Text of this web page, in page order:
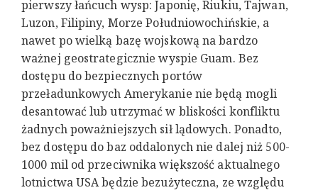
pierwszy łańcuch wysp: Japonię, Riukiu, Tajwan,
Luzon, Filipiny, Morze Południowochińskie, a
nawet po wielką bazę wojskową na bardzo
ważnej geostrategicznie wyspie Guam. Bez
dostępu do bezpiecznych portów
przeładunkowych Amerykanie nie będą mogli
desantować lub utrzymać w bliskości konfliktu
żadnych poważniejszych sił lądowych. Ponadto,
bez dostępu do baz oddalonych nie dalej niż 500-
1000 mil od przeciwnika większość aktualnego
lotnictwa USA będzie bezużyteczna, ze względu